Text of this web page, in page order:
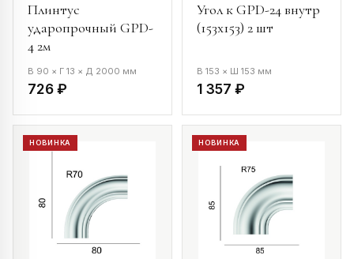
Плинтус
ударопрочный GPD-
4 2м
В 90 × Г 13 × Д 2000 мм
726 ₽
Угол к GPD-24 внутр
(153х153) 2 шт
В 153 × Ш 153 мм
1 357 ₽
НОВИНКА НОВИНКА